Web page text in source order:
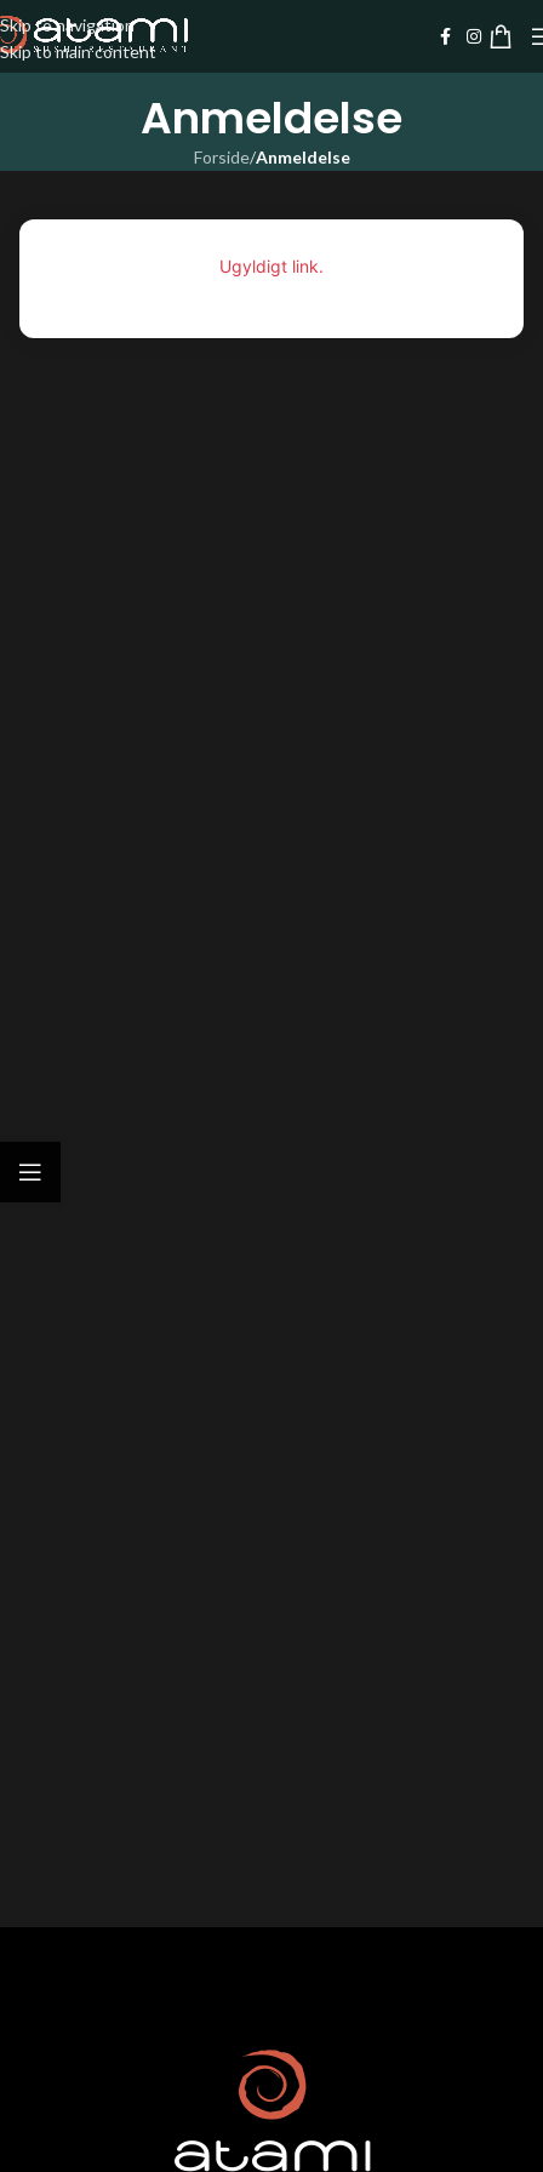
Skip to navigation
Skip to main content
Anmeldelse
Forside/Anmeldelse
Ugyldigt link.